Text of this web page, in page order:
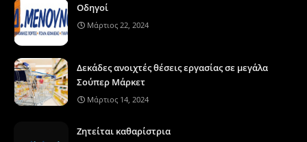
Οδηγοί
Μάρτιος 22, 2024
Δεκάδες ανοιχτές θέσεις εργασίας σε μεγάλα
Σούπερ Μάρκετ
Μάρτιος 14, 2024
Ζητείται καθαρίστρια